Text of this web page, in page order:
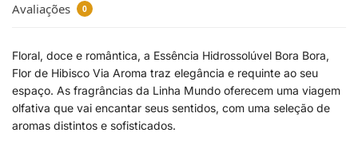
Avaliações 0
Floral, doce e romântica, a Essência Hidrossolúvel Bora Bora,
Flor de Hibisco Via Aroma traz elegância e requinte ao seu
espaço. As fragrâncias da Linha Mundo oferecem uma viagem
olfativa que vai encantar seus sentidos, com uma seleção de
aromas distintos e sofisticados.